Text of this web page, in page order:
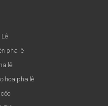
pha lê
lê
hoa pha lê